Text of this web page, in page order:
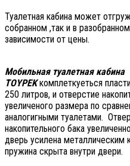
Туалетная кабина может
собранном ,так и в
зависимости от цены.
Мобильная туалетная кабина
TOYPEKкомплеткуеться
250 литров, и отверстие
увеличеного размера по
аналогигными туалетами.
накопительного бака
дверь усилена металлическим
пружина скрыта внутри двери.